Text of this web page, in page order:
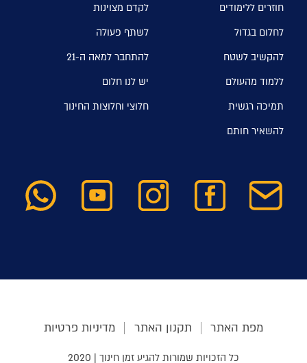
חוזרים ללימודים
לקדם מצוינות
לחלום בגדול
לשתף פעולה
להקשיב לשטח
להתחבר למאה ה-21
ללמוד מהעולם
יש לנו חלום
תמיכה רגשית
חלוצי וחלוצות החינוך
להשאיר חותם
מפת האתר תקנון האתר מדיניות פרטיות
כל הזכויות שמורות להגיע זמן חינוך | 2020